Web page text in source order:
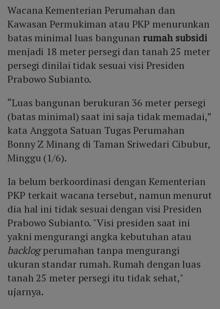
Wacana Kementerian Perumahan dan
Kawasan Permukiman atau PKP menurunkan
batas minimal luas bangunanrumah subsidi
menjadi 18 meter persegi dan tanah 25 meter
persegi dinilai tidak sesuai visi Presiden
Prabowo Subianto.
“Luas bangunan berukuran 36 meter persegi
(batas minimal) saat ini saja tidak memadai,”
kata Anggota Satuan Tugas Perumahan
Bonny Z Minang di Taman Sriwedari Cibubur,
Minggu (1/6).
Ia belum berkoordinasi dengan Kementerian
PKP terkait wacana tersebut, namun menurut
dia hal ini tidak sesuai dengan visi Presiden
Prabowo Subianto. "Visi presiden saat ini
yakni mengurangi angka kebutuhan atau
backlogperumahan tanpa mengurangi
ukuran standar rumah. Rumah dengan luas
tanah 25 meter persegi itu tidak sehat,"
ujarnya.